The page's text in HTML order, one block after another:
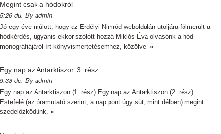
Megint csak a hódokról
5:26 du. By admin
Jó egy éve múlott, hogy az Erdélyi Nimród weboldalán utoljára fölmerült a
hódkérdés, ugyanis ekkor szólott hozzá Miklós Éva olvasónk a hód
monográfiájáról írt könyvismertetésemhez, közölve, »
Egy nap az Antarktiszon 3. rész
9:33 de. By admin
Egy nap az Antarktiszon (1. rész) Egy nap az Antarktiszon (2. rész)
Estefelé (az óramutató szerint, a nap pont úgy süt, mint délben) megint
szedelőzködünk. »